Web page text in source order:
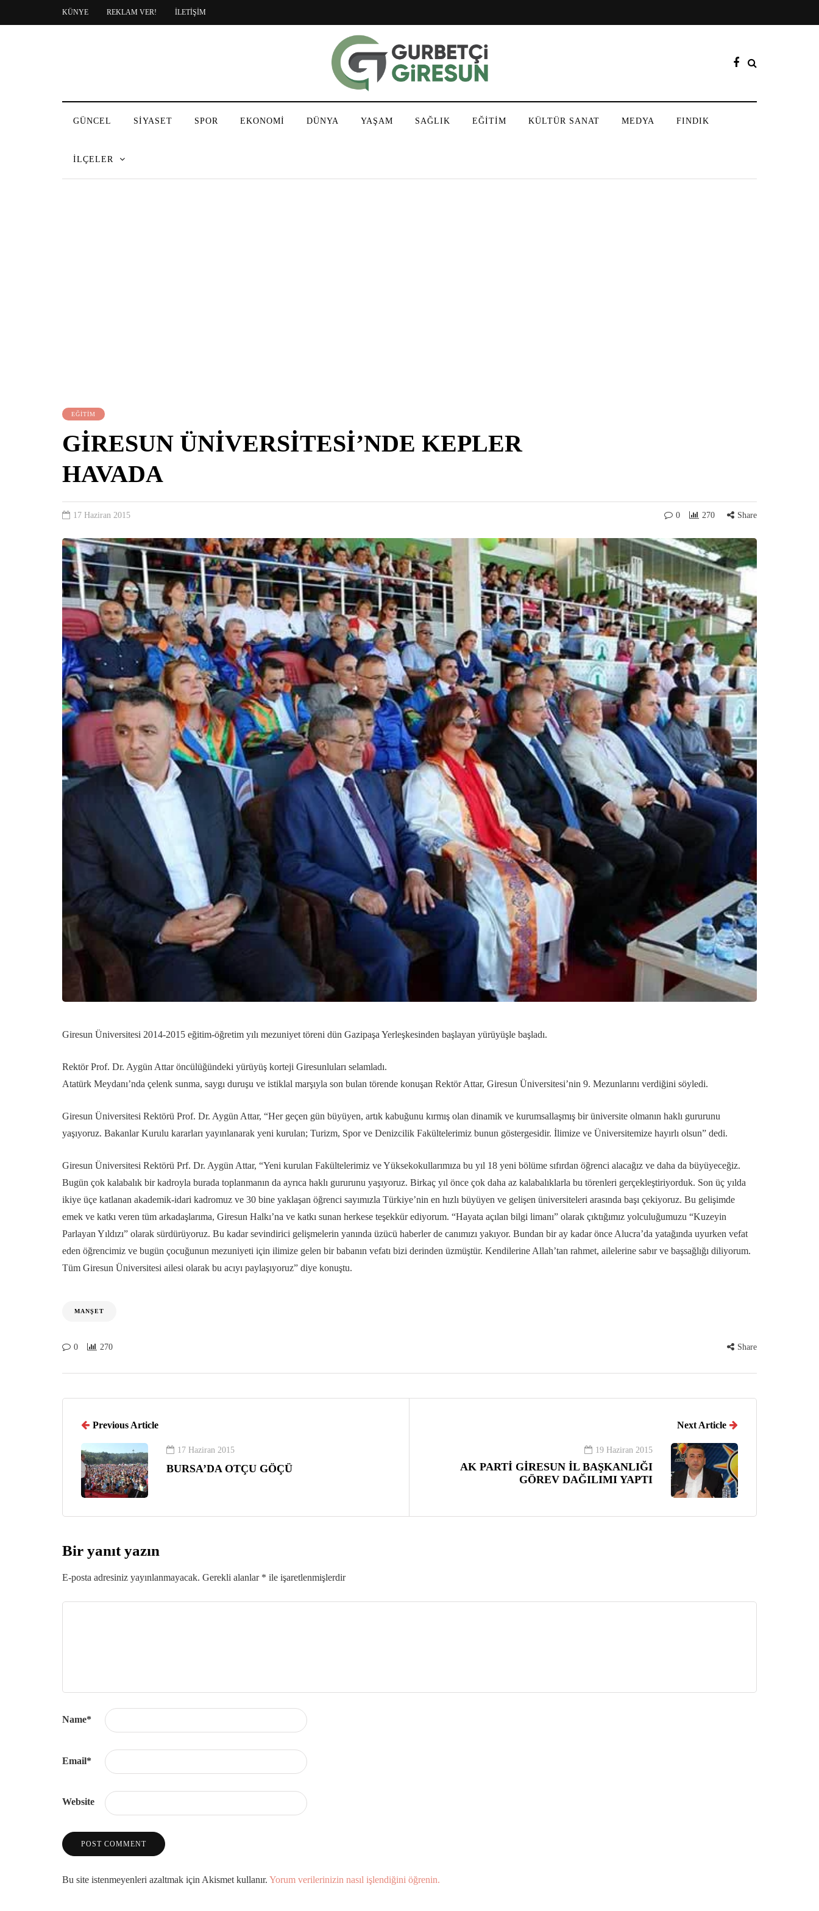
KÜNYE REKLAM VER! İLETİŞİM
GÜNCEL SİYASET SPOR EKONOMİ DÜNYA YAŞAM SAĞLIK EĞİTİM KÜLTÜR SANAT MEDYA FINDIK
İLÇELER
EĞİTİM
GİRESUN ÜNİVERSİTESİ’NDE KEPLER
HAVADA
17 Haziran 2015 0 270 Share
Giresun Üniversitesi 2014-2015 eğitim-öğretim yılı mezuniyet töreni dün Gazipaşa Yerleşkesinden başlayan yürüyüşle başladı.
Rektör Prof. Dr. Aygün Attar öncülüğündeki yürüyüş korteji Giresunluları selamladı.
Atatürk Meydanı’nda çelenk sunma, saygı duruşu ve istiklal marşıyla son bulan törende konuşan Rektör Attar, Giresun Üniversitesi’nin 9. Mezunlarını verdiğini söyledi.
Giresun Üniversitesi Rektörü Prof. Dr. Aygün Attar, “Her geçen gün büyüyen, artık kabuğunu kırmış olan dinamik ve kurumsallaşmış bir üniversite olmanın haklı gururunu
yaşıyoruz. Bakanlar Kurulu kararları yayınlanarak yeni kurulan; Turizm, Spor ve Denizcilik Fakültelerimiz bunun göstergesidir. İlimize ve Üniversitemize hayırlı olsun” dedi.
Giresun Üniversitesi Rektörü Prf. Dr. Aygün Attar, “Yeni kurulan Fakültelerimiz ve Yüksekokullarımıza bu yıl 18 yeni bölüme sıfırdan öğrenci alacağız ve daha da büyüyeceğiz.
Bugün çok kalabalık bir kadroyla burada toplanmanın da ayrıca haklı gururunu yaşıyoruz. Birkaç yıl önce çok daha az kalabalıklarla bu törenleri gerçekleştiriyorduk. Son üç yılda
ikiye üçe katlanan akademik-idari kadromuz ve 30 bine yaklaşan öğrenci sayımızla Türkiye’nin en hızlı büyüyen ve gelişen üniversiteleri arasında başı çekiyoruz. Bu gelişimde
emek ve katkı veren tüm arkadaşlarıma, Giresun Halkı’na ve katkı sunan herkese teşekkür ediyorum. “Hayata açılan bilgi limanı” olarak çıktığımız yolculuğumuzu “Kuzeyin
Parlayan Yıldızı” olarak sürdürüyoruz. Bu kadar sevindirici gelişmelerin yanında üzücü haberler de canımızı yakıyor. Bundan bir ay kadar önce Alucra’da yatağında uyurken vefat
eden öğrencimiz ve bugün çocuğunun mezuniyeti için ilimize gelen bir babanın vefatı bizi derinden üzmüştür. Kendilerine Allah’tan rahmet, ailelerine sabır ve başsağlığı diliyorum.
Tüm Giresun Üniversitesi ailesi olarak bu acıyı paylaşıyoruz” diye konuştu.
MANŞET
0 270 Share
Previous Article
17 Haziran 2015
BURSA’DA OTÇU GÖÇÜ
Next Article
19 Haziran 2015
AK PARTİ GİRESUN İL BAŞKANLIĞI
GÖREV DAĞILIMI YAPTI
Bir yanıt yazın
E-posta adresiniz yayınlanmayacak. Gerekli alanlar * ile işaretlenmişlerdir
Name*
Email*
Website
Bu site istenmeyenleri azaltmak için Akismet kullanır. Yorum verilerinizin nasıl işlendiğini öğrenin.